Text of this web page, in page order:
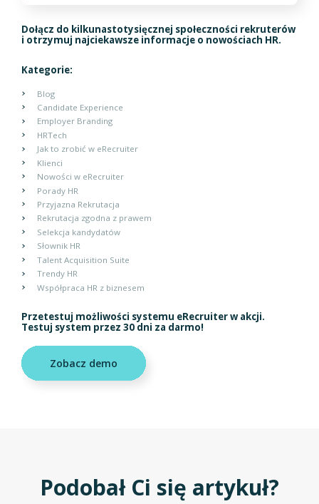
Dołącz do kilkunastotysięcznej społeczności rekruterów
i otrzymuj najciekawsze informacje o nowościach HR.
Kategorie:
Blog
Candidate Experience
Employer Branding
HRTech
Jak to zrobić w eRecruiter
Klienci
Nowości w eRecruiter
Porady HR
Przyjazna Rekrutacja
Rekrutacja zgodna z prawem
Selekcja kandydatów
Słownik HR
Talent Acquisition Suite
Trendy HR
Współpraca HR z biznesem
Przetestuj możliwości systemu eRecruiter w akcji.
Testuj system przez 30 dni za darmo!
Zobacz demo
Podobał Ci się artykuł?